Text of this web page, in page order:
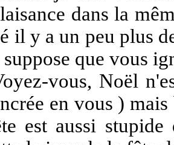
dans la
il y a un peu plus
que vous
Noël n'est
en vous )
est aussi